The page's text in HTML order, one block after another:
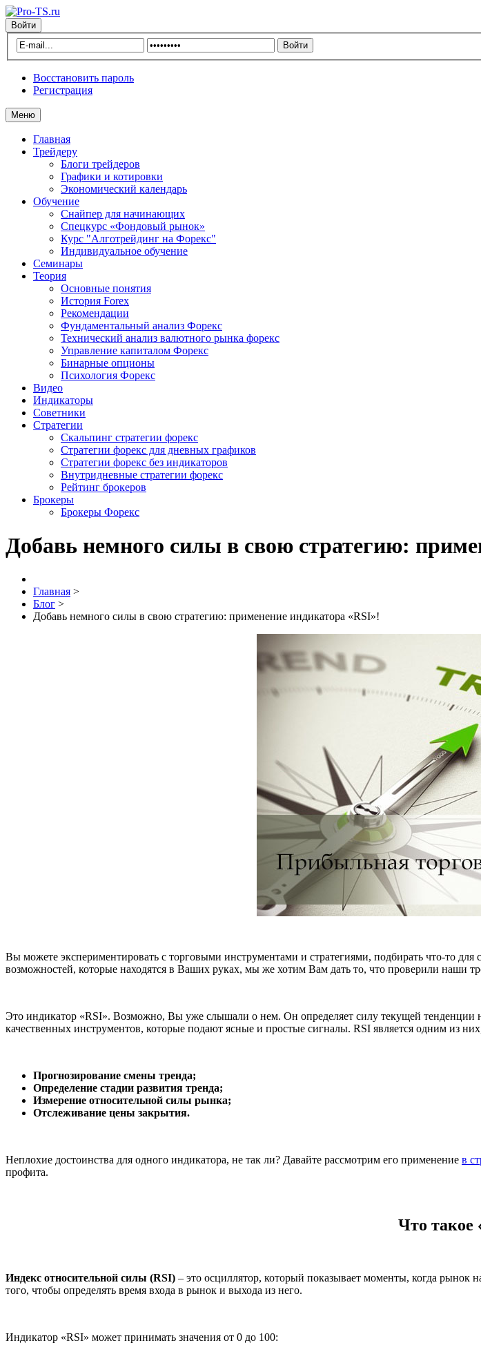
Войти
Восстановить пароль
Регистрация
Меню
Главная
Трейдеру
Блоги трейдеров
Графики и котировки
Экономический календарь
Обучение
Снайпер для начинающих
Спецкурс «Фондовый рынок»
Курс "Алготрейдинг на Форекс"
Индивидуальное обучение
Семинары
Теория
Основные понятия
История Forex
Рекомендации
Фундаментальный анализ Форекс
Технический анализ валютного рынка форекс
Управление капиталом Форекс
Бинарные опционы
Психология Форекс
Видео
Индикаторы
Советники
Стратегии
Скальпинг стратегии форекс
Стратегии форекс для дневных графиков
Стратегии форекс без индикаторов
Внутридневные стратегии форекс
Рейтинг брокеров
Брокеры
Брокеры Форекс
Добавь немного силы в свою стратегию:
Главная >
Блог >
Добавь немного силы в свою стратегию: применение индикатора «RSI»!
Вы можете экспериментировать с торговыми инструментами и стратегиями, подбирать что-то
возможностей, которые находятся в Ваших руках, мы же хотим Вам дать то, что проверили наши
Это индикатор «RSI». Возможно, Вы уже слышали о нем. Он определяет силу текущей тенденции
качественных инструментов, которые подают ясные и простые сигналы. RSI является одним из
Прогнозирование смены тренда;
Определение стадии развития тренда;
Измерение относительной силы рынка;
Отслеживание цены закрытия.
Неплохие достоинства для одного индикатора, не так ли? Давайте рассмотрим его применение в
профита.
Что такое
Индекс относительной силы (RSI) – это осциллятор, который показывает моменты, когда рынок
того, чтобы определять время входа в рынок и выхода из него.
Индикатор «RSI» может принимать значения от 0 до 100: